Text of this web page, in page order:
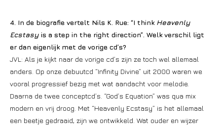
4. In de biografie vertelt Nils K. Rue: “I think Heavenly
Ecstasy is a step in the right direction”. Welk verschil ligt
er dan eigenlijk met de vorige cd’s?
JVL: Als je kijkt naar de vorige cd’s zijn ze toch wel allemaal
anders. Op onze debuutcd “Infinity Divine” uit 2000 waren we
vooral progressief bezig met wat aandacht voor melodie.
Daarna de twee conceptcd’s. “God’s Equation” was qua mix
modern en vrij droog. Met “Heavenly Ecstasy” is het allemaal
een beetje gedraaid, zijn we ontwikkeld. Wat ouder en wijzer